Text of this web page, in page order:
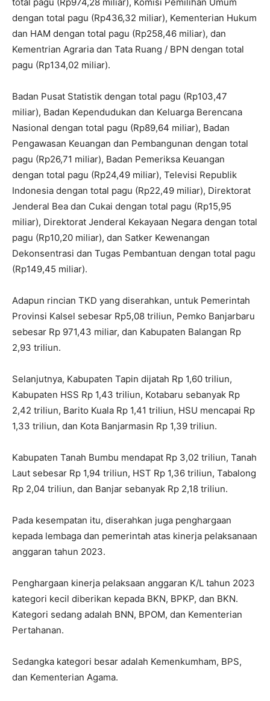
dengan total pagu (Rp436,32 miliar), Kementerian Hukum
dan HAM dengan total pagu (Rp258,46 miliar), dan
Kementrian Agraria dan Tata Ruang / BPN dengan total
pagu (Rp134,02 miliar).
Badan Pusat Statistik dengan total pagu (Rp103,47
miliar), Badan Kependudukan dan Keluarga Berencana
Nasional dengan total pagu (Rp89,64 miliar), Badan
Pengawasan Keuangan dan Pembangunan dengan total
pagu (Rp26,71 miliar), Badan Pemeriksa Keuangan
dengan total pagu (Rp24,49 miliar), Televisi Republik
Indonesia dengan total pagu (Rp22,49 miliar), Direktorat
Jenderal Bea dan Cukai dengan total pagu (Rp15,95
miliar), Direktorat Jenderal Kekayaan Negara dengan total
pagu (Rp10,20 miliar), dan Satker Kewenangan
Dekonsentrasi dan Tugas Pembantuan dengan total pagu
(Rp149,45 miliar).
Adapun rincian TKD yang diserahkan, untuk Pemerintah
Provinsi Kalsel sebesar Rp5,08 triliun, Pemko Banjarbaru
sebesar Rp 971,43 miliar, dan Kabupaten Balangan Rp
2,93 triliun.
Selanjutnya, Kabupaten Tapin dijatah Rp 1,60 triliun,
Kabupaten HSS Rp 1,43 triliun, Kotabaru sebanyak Rp
2,42 triliun, Barito Kuala Rp 1,41 triliun, HSU mencapai Rp
1,33 triliun, dan Kota Banjarmasin Rp 1,39 triliun.
Kabupaten Tanah Bumbu mendapat Rp 3,02 triliun, Tanah
Laut sebesar Rp 1,94 triliun, HST Rp 1,36 triliun, Tabalong
Rp 2,04 triliun, dan Banjar sebanyak Rp 2,18 triliun.
Pada kesempatan itu, diserahkan juga penghargaan
kepada lembaga dan pemerintah atas kinerja pelaksanaan
anggaran tahun 2023.
Penghargaan kinerja pelaksaan anggaran K/L tahun 2023
kategori kecil diberikan kepada BKN, BPKP, dan BKN.
Kategori sedang adalah BNN, BPOM, dan Kementerian
Pertahanan.
Sedangka kategori besar adalah Kemenkumham, BPS,
dan Kementerian Agama.